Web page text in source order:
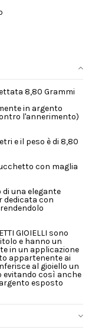
8,80 Grammi
in argento
l'annerimento)
e il peso è di 8,80
con maglia
di una elegante
dedicata con
GIOIELLI sono
e hanno un
in un applicazione
appartenente ai
al gioiello un
evitando così anche
esposto